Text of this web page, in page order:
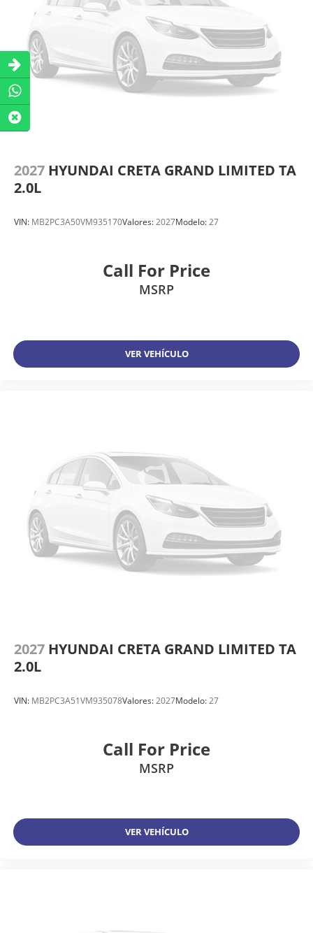
2027 HYUNDAI CRETA GRAND LIMITED TA
2.0L
VIN: MB2PC3A50VM935170Valores:2027Modelo:27
Call For Price
MSRP
VER VEHÍCULO
2027 HYUNDAI CRETA GRAND LIMITED TA
2.0L
VIN: MB2PC3A51VM935078Valores:2027Modelo:27
Call For Price
MSRP
VER VEHÍCULO